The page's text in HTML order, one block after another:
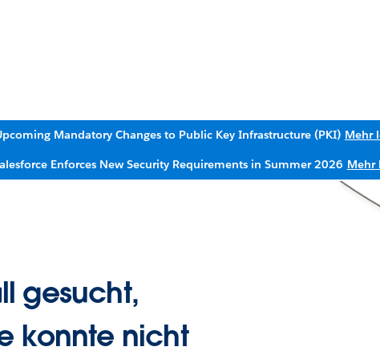
Mandatory Changes to Public Key Infrastructure (PKI) Mehr
Enforces New Security Requirements in Summer 2026 Mehr
gesucht,
konnte nicht